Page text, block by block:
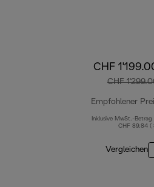
CHF
CHF
Empfohlener
Inklusive MwSt.-Betrag
CHF 89.84 (
Vergleichen